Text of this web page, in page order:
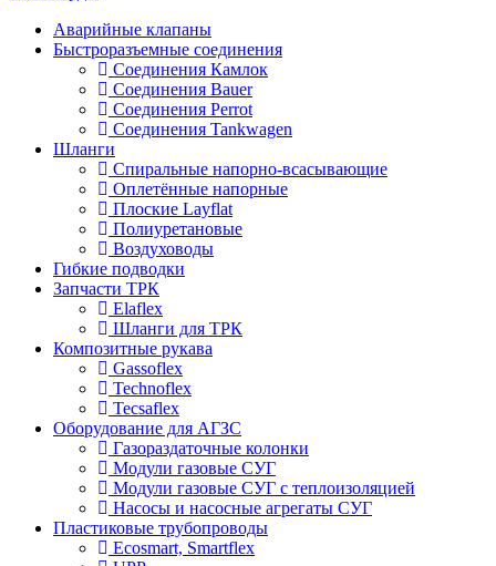
Аварийные клапаны
Быстроразъемные соединения
Соединения Камлок
Соединения Bauer
Соединения Perrot
Соединения Tankwagen
Шланги
Спиральные напорно-всасывающие
Оплетённые напорные
Плоские Layflat
Полиуретановые
Воздуховоды
Гибкие подводки
Запчасти ТРК
Elaflex
Шланги для ТРК
Композитные рукава
Gassoflex
Technoflex
Tecsaflex
Оборудование для АГЗС
Газораздаточные колонки
Модули газовые СУГ
Модули газовые СУГ с теплоизоляцией
Насосы и насосные агрегаты СУГ
Пластиковые трубопроводы
Ecosmart, Smartflex